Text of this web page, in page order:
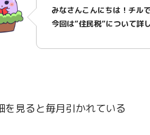
みなさんこんにちは！チル
今回は”住民税”について詳
を見ると毎月引かれている